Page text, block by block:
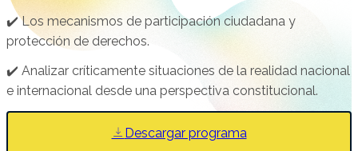
✔️ Los mecanismos de participación ciudadana y
protección de derechos.
✔️ Analizar críticamente situaciones de la realidad nacional
e internacional desde una perspectiva constitucional.
Descargar programa